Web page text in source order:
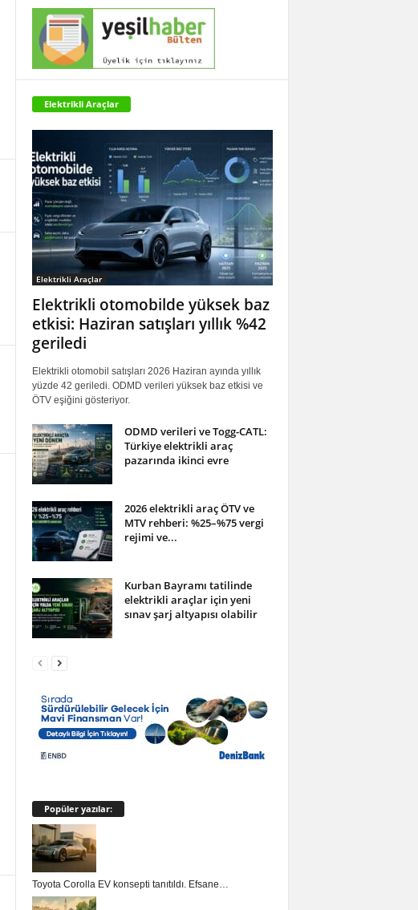
Elektrikli Araçlar
Elektrikli Araçlar
Elektrikli otomobilde yüksek baz
etkisi: Haziran satışları yıllık %42
geriledi
Elektrikli otomobil satışları 2026 Haziran ayında yıllık
yüzde 42 geriledi. ODMD verileri yüksek baz etkisi ve
ÖTV eşiğini gösteriyor.
ODMD verileri ve Togg-CATL:
Türkiye elektrikli araç
pazarında ikinci evre
2026 elektrikli araç ÖTV ve
MTV rehberi: %25–%75 vergi
rejimi ve...
Kurban Bayramı tatilinde
elektrikli araçlar için yeni
sınav şarj altyapısı olabilir
Popüler yazılar:
Toyota Corolla EV konsepti tanıtıldı. Efsane…